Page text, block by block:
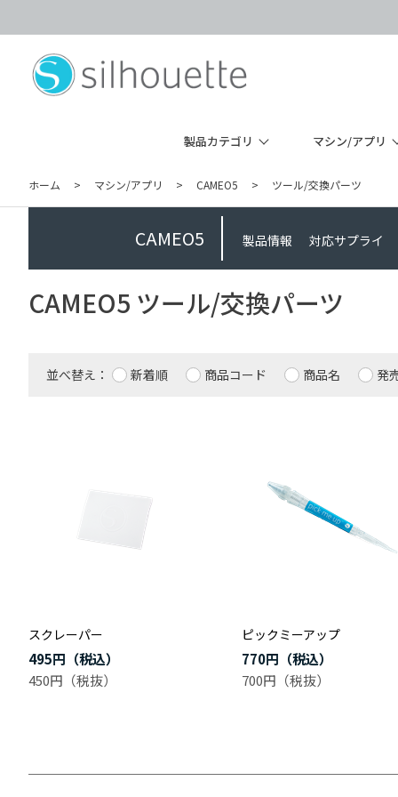
製品カテゴリ マシン/アプリ
ホーム > マシン/アプリ > CAMEO5 > ツール/交換パーツ
CAMEO5 製品情報 対応サプライ
CAMEO5 ツール/交換パーツ
並べ替え： 新着順 商品コード 商品名 発
スクレーパー
495円
450円
ピックミーアップ
770円
700円